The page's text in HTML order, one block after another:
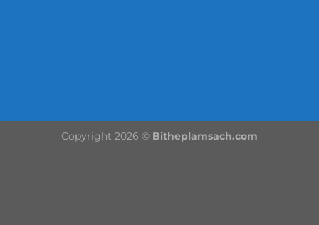
Copyright 2026 © Bitheplamsach.com